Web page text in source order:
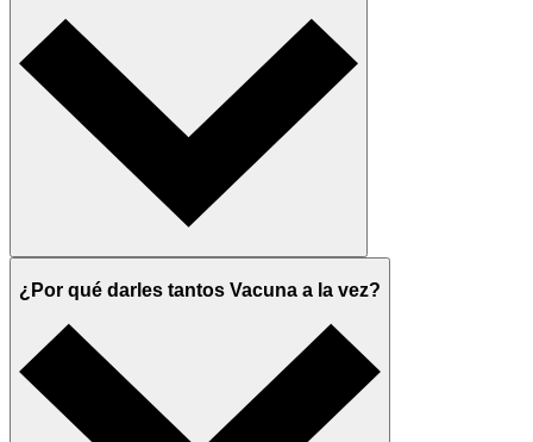
¿Por qué darles tantos Vacuna a la vez?